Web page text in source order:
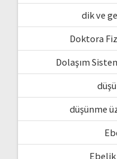
dik ve
Doktora
Dolaşım
düşünme